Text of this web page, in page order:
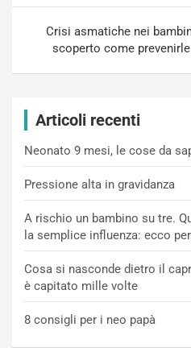
Crisi asmatiche nei
scoperto come
Articoli recenti
Neonato 9 mesi, le cose da
Pressione alta in gravidanza
A rischio un bambino su tre.
la semplice influenza: ecco
Cosa si nasconde dietro il
è capitato mille volte
8 consigli per i neo papà